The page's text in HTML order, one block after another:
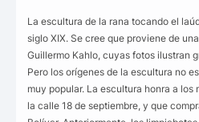
La escultura de la rana tocando el
siglo XIX. Se cree que proviene de
Guillermo Kahlo, cuyas fotos ilustran
Pero los orígenes de la escultura no
muy popular. La escultura honra a los
la calle 18 de septiembre, y que